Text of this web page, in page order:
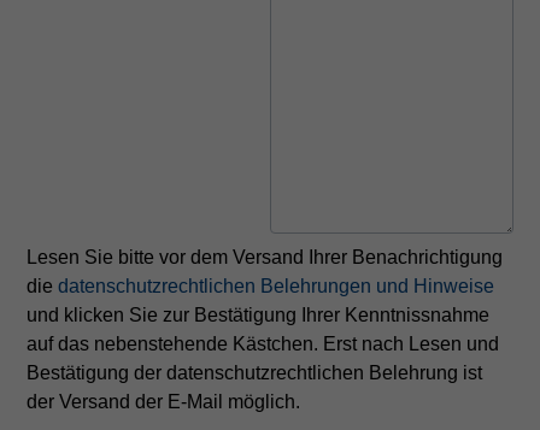
Lesen Sie bitte vor dem Versand Ihrer Benachrichtigung
diedatenschutzrechtlichen Belehrungen und Hinweise
und klicken Sie zur Bestätigung Ihrer Kenntnissnahme
auf das nebenstehende Kästchen. Erst nach Lesen und
Bestätigung der datenschutzrechtlichen Belehrung ist
der Versand der E-Mail möglich.